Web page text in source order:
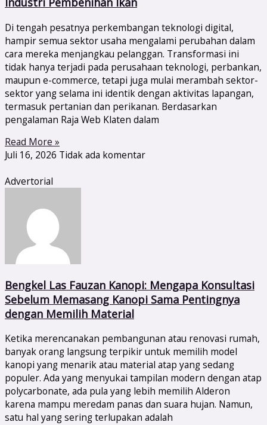
Di tengah pesatnya perkembangan teknologi digital,
hampir semua sektor usaha mengalami perubahan dalam
cara mereka menjangkau pelanggan. Transformasi ini
tidak hanya terjadi pada perusahaan teknologi, perbankan,
maupun e-commerce, tetapi juga mulai merambah sektor-
sektor yang selama ini identik dengan aktivitas lapangan,
termasuk pertanian dan perikanan. Berdasarkan
pengalaman Raja Web Klaten dalam
Read More »
Juli 16, 2026 Tidak ada komentar
Advertorial
Bengkel Las Fauzan Kanopi: Mengapa Konsultasi
Sebelum Memasang Kanopi Sama Pentingnya
dengan Memilih Material
Ketika merencanakan pembangunan atau renovasi rumah,
banyak orang langsung terpikir untuk memilih model
kanopi yang menarik atau material atap yang sedang
populer. Ada yang menyukai tampilan modern dengan atap
polycarbonate, ada pula yang lebih memilih Alderon
karena mampu meredam panas dan suara hujan. Namun,
satu hal yang sering terlupakan adalah